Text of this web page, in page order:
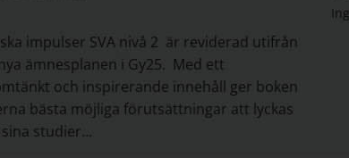
impulser SVA nivå 2 är reviderad utifrån
ämnesplanen i Gy25. Med ett
och inspirerande innehåll ger boken
bästa möjliga förutsättningar att lyckas
studier…